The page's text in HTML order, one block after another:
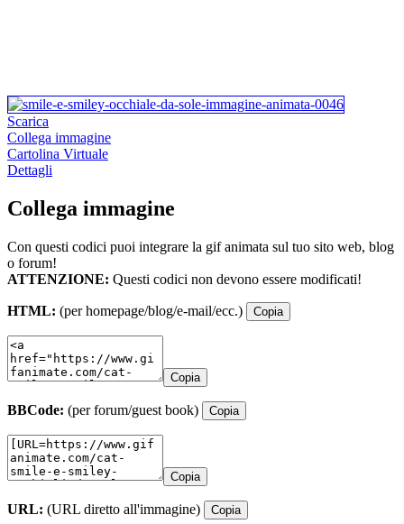
Scarica
Collega immagine
Cartolina Virtuale
Dettagli
Collega immagine
Con questi codici puoi integrare la gif animata sul tuo sito web, blog
o forum!
ATTENZIONE: Questi codici non devono essere modificati!
HTML: (per homepage/blog/e-mail/ecc.) Copia
Copia
BBCode: (per forum/guest book) Copia
Copia
URL: (URL diretto all'immagine) Copia